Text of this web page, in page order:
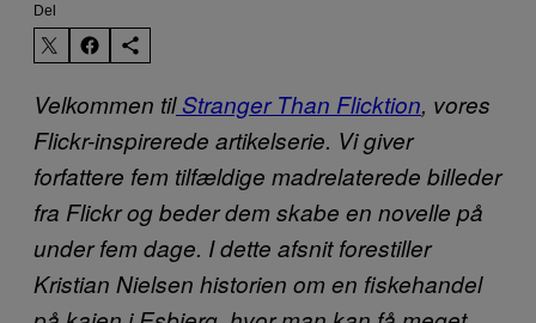
Del
Velkommen tilStranger Than Flicktion, vores
Flickr-inspirerede artikelserie. Vi giver
forfattere fem tilfældige madrelaterede billeder
fra Flickr og beder dem skabe en novelle på
under fem dage. I dette afsnit forestiller
Kristian Nielsen historien om en fiskehandel